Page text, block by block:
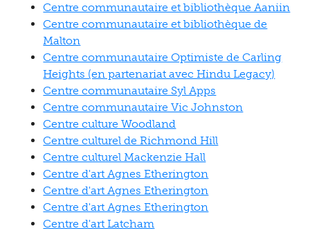
Centre communautaire et bibliothèque Aaniin
Centre communautaire et bibliothèque de
Malton
Centre communautaire Optimiste de Carling
Heights (en partenariat avec Hindu Legacy)
Centre communautaire Syl Apps
Centre communautaire Vic Johnston
Centre culture Woodland
Centre culturel de Richmond Hill
Centre culturel Mackenzie Hall
Centre d'art Agnes Etherington
Centre d'art Agnes Etherington
Centre d'art Agnes Etherington
Centre d'art Latcham